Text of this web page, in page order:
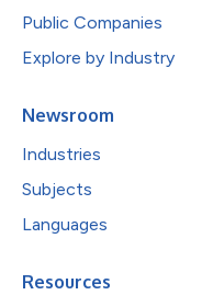
Public Companies
Explore by Industry
Newsroom
Industries
Subjects
Languages
Resources